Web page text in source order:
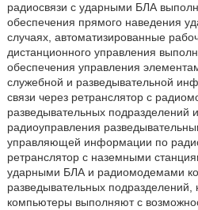
радиосвязи с ударными БЛА
обеспечения прямого наведения
случаях, автоматизированные
дистанционного управления
обеспечения управления
служебной и разведывательной
связи через ретранслятор с
разведывательных подразделений
радиоуправления
управляющей информации по
ретранслятор с наземными
ударными БЛА и радиомодемами
разведывательных
компьютеры выполняют с